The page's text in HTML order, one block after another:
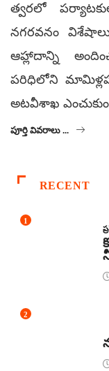
త్వరలో
నగరవనం
ఆహ్లాదాన్ని
పరిధిలోని
అటవీశాఖ
పూర్తి వివరాలు ...
RECENT
1
2